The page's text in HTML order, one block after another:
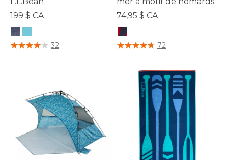
199 $ CA
3,3 sur 5 Évaluation des clients
32
74,95 $ CA
3,7 sur 5 Évaluation des clients
72